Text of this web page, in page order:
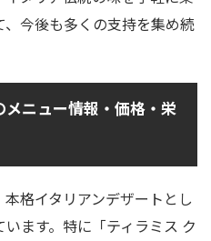
今後も多くの支持を集め続
ニュー情報・価格・栄
格イタリアンデザートとし
ます。特に「ティラミス ク